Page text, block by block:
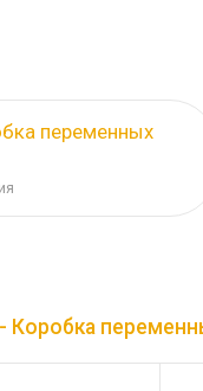
переменных
Коробка